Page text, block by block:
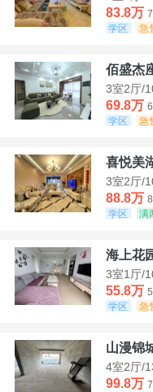
83.8万
学区
急
3室2厅/
69.8万
学区
急
喜悦美
3室2厅/
88.8万
学区
满
海上花
3室1厅/
55.8万
学区
急
山漫锦
4室2厅/
99.8万